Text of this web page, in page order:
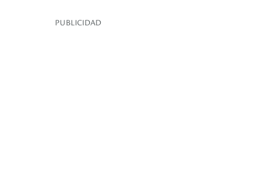
PUBLICIDAD